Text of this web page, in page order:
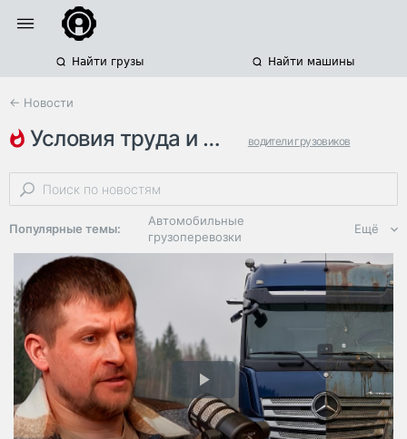
Найти грузы Найти машины
← Новости
условия труда и отдыха водители грузовиков
дальнобойщики зарплаты водителей
Популярные темы:
Автомобильные
грузоперевозки
логистике
Дороги,
инфраструктура
Логистика, грузы
Ещё